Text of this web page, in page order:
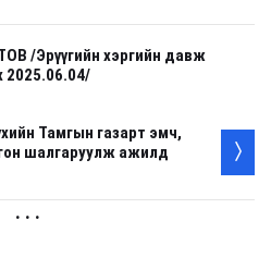
/Эрүүгийн хэргийн давж
2025.06.04/
Тамгын газарт эмч,
шалгаруулж ажилд
. . .